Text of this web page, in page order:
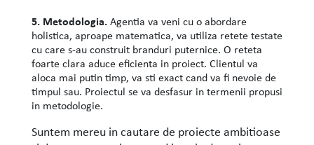
5. Metodologia.Agentia va veni cu o abordare
holistica, aproape matematica, va utiliza retete testate
cu care s-au construit branduri puternice. O reteta
foarte clara aduce eficienta in proiect. Clientul va
aloca mai putin timp, va sti exact cand va fi nevoie de
timpul sau. Proiectul se va desfasur in termenii propusi
in metodologie.
Suntem mereu in cautare de proiecte ambitioase